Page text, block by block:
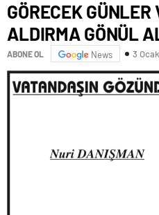
GÖRECEK GÜNLER
ALDIRMA GÖNÜL
ABONE OL News 3